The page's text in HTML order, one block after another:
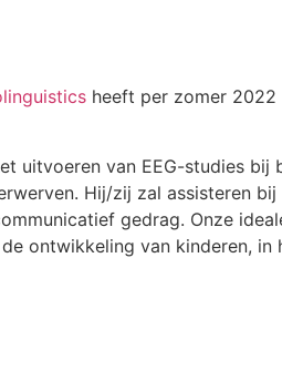
heeft per zomer
uitvoeren van EEG-studies bij
Hij/zij zal assisteren
gedrag. Onze
ontwikkeling van kinderen,